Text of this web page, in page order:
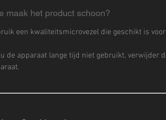
maak het product schoon?
een kwaliteitsmicrovezel die geschikt is
de apparaat lange tijd niet gebruikt, verwijder